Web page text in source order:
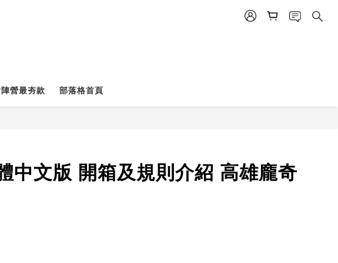
營最夯款 部落格首頁
文版 開箱及規則介紹 高雄龐奇